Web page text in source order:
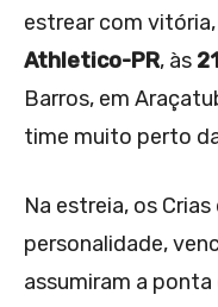
estrear com
Athletico-PR, às
Barros, em
time muito perto
Na estreia, os
personalidade,
assumiram a